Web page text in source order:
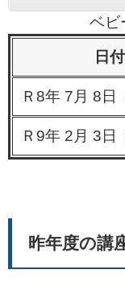
ベビ
日付
Ｒ8年 7月 8日
Ｒ9年 2月 3日
昨年度の講